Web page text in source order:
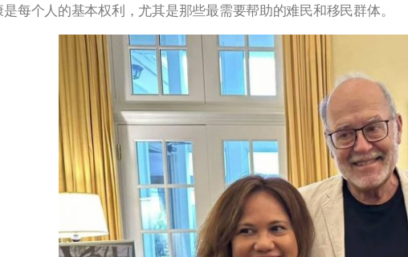
每个人的基本权利，尤其是那些最需要帮助的难民和移民群体。